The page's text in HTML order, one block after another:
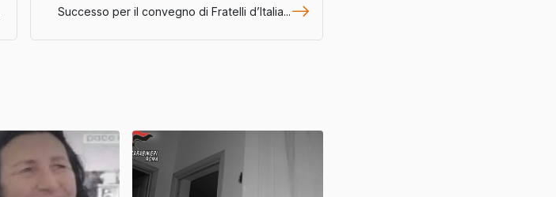
Successo per il convegno di Fratelli d’Italia...